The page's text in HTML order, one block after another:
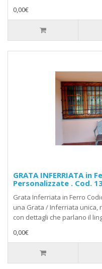
0,00€
GRATA INFERRIATA in
Personalizzate . Cod.
Grata Inferriata in Ferro
una Grata / Inferriata unica,
con dettagli che parlano il
0,00€